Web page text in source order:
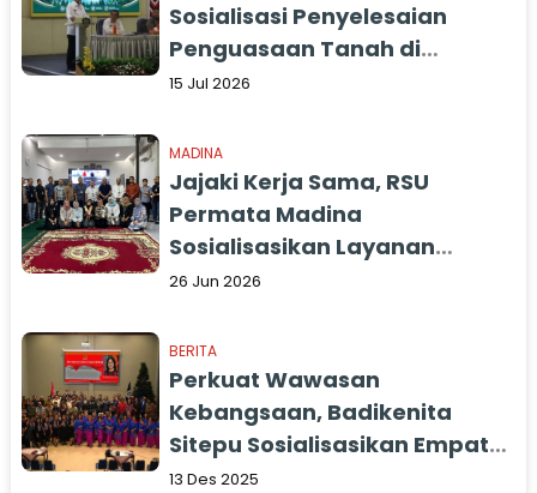
Sosialisasi Penyelesaian
Penguasaan Tanah di
Kawasan Hutan
15 Jul 2026
MADINA
Jajaki Kerja Sama, RSU
Permata Madina
Sosialisasikan Layanan
Kesehatan kepada BRI Kanca
26 Jun 2026
BERITA
Perkuat Wawasan
Kebangsaan, Badikenita
Sitepu Sosialisasikan Empat
Pilar Kebangsaan Bersama
13 Des 2025